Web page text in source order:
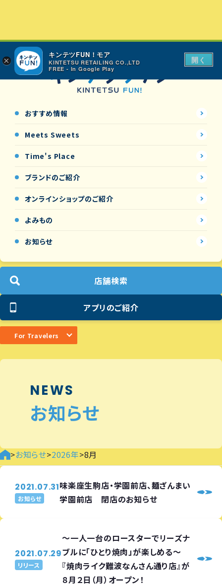
おすすめ情報
Meets Sweets
Time's Place
ブランドのご紹介
オンラインショップのご紹介
よみもの
お知らせ
店舗検索
アプリのご紹介
For Travelers
NEWS
お知らせ
>お知らせ>2026年>8月
2021.07.31
お知らせ
味楽座生駒店・学園前店、麺ざんまい
学園前店 閉店のお知らせ
2021.07.29
リリース
～一人一台のロースターでリーズナ
ブルに「ひとり焼肉」が楽しめる～
『焼肉ライク難波なんさん通り店』が
８月２日（月）オープン！
×
キンテツFUN！モア
KINTETSU RETAILING CO.,LTD
FREE - In Google Play
開く